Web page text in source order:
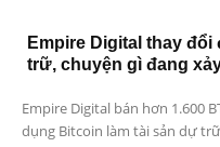
Empire Digital thay
trữ, chuyện gì đang
Empire Digital bán hơn 1.600
dụng Bitcoin làm tài sản dự